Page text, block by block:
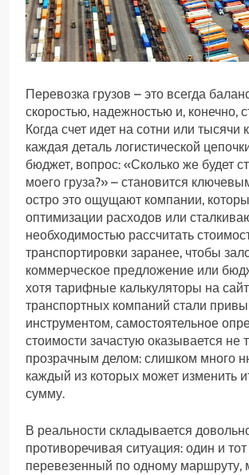
Перевозка грузов – это всегда
скоростью, надежностью и, конечно,
Когда счет идет на сотни или тысячи
каждая деталь логистической
бюджет, вопрос: «Сколько же будет
моего груза?» – становится
остро это ощущают компании,
оптимизации расходов или
необходимостью рассчитать
транспортировки заранее, чтобы
коммерческое предложение или
хотя тарифные калькуляторы на
транспортных компаний стали
инструментом, самостоятельное
стоимости зачастую оказывается не
прозрачным делом: слишком много
каждый из которых может изменить
сумму.
В реальности складывается
противоречивая ситуация: один и тот
перевезенный по одному маршруту,